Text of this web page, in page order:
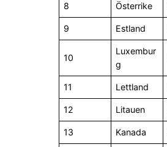
8 Österrike
9 Estland
10
Luxembur
g
11 Lettland
12 Litauen
13 Kanada